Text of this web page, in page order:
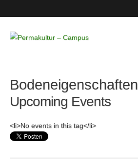
– Campus
Bodeneigenschaften
Upcoming Events
<li>No events in this tag</li>